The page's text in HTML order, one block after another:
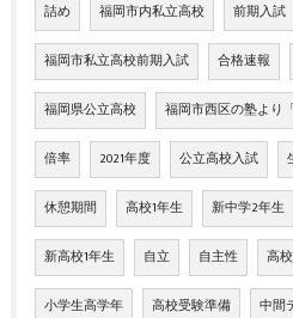
詰め 福岡市内私立高校 前期入試
福岡市私立高校前期入試 合格速報
福岡県公立高校 福岡市西区の塾より
倍率 2021年度 公立高校入試
休憩期間 高校1年生 新中学2年生
新高校1年生 自立 自主性 高校
小学生高学年 高校受験準備 中間